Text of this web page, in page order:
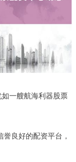
一艘航海利器股票
良好的配资平台，